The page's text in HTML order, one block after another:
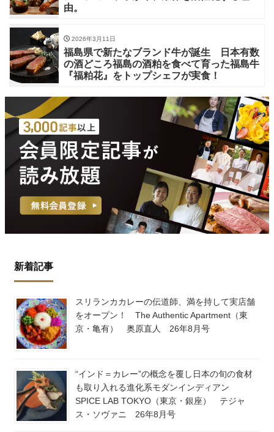
由。
2026年3月11日
福島県で新たなブランド牛が誕生 日本有数
の酒どころ福島の酒粕を食べて育った福島牛
『福粕花』をトップシェフが実食！
新着記事
スリランカカレーの伝道師、満を持して実店舗
をオープン！ The Authentic Apartment（東
京・亀有） 奥原直人 26年8月号
“インド＝カレー”の概念を覆し日本の旬の食材
も取り入れる進化系モダンインディアン
SPICE LAB TOKYO（東京・銀座） テジャ
ス・ソヴァニ 26年8月号